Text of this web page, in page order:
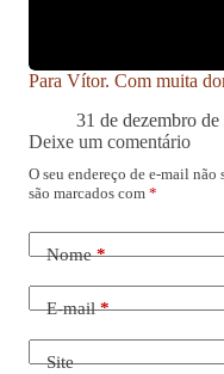
Para Vítor. Com muita
31 de dezembro
Deixe um comentário
O seu endereço de e-mail não
são marcados com *
Nome*
E-mail*
Site